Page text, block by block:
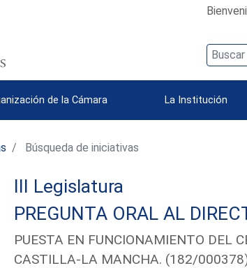
de la Cámara La Institución
Búsqueda de iniciativas
III Legislatura
PREGUNTA ORAL AL
PUESTA EN FUNCIONAMIENTO DEL
CASTILLA-LA MANCHA. (182/